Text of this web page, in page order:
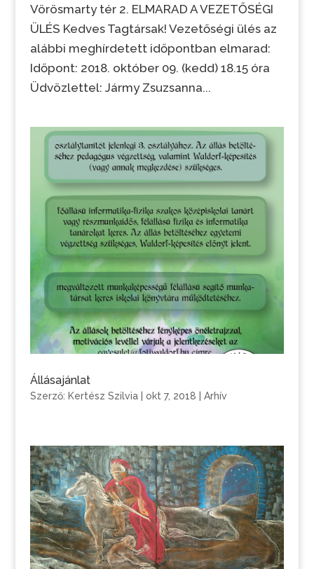
Vörösmarty tér 2. ELMARAD A VEZETŐSÉGI
ÜLÉS Kedves Tagtársak! Vezetőségi ülés az
alábbi meghírdetett időpontban elmarad:
Időpont: 2018. október 09. (kedd) 18.15 óra
Üdvözlettel: Jármy Zsuzsanna...
Állásajánlat
Szerző: Kertész Szilvia| okt 7, 2018 Arhív